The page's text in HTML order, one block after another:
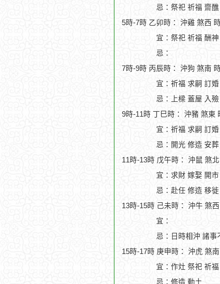
忌：祭祀 祈福 齋
5時-7時 乙卯時： 沖雞 煞西
宜：祭祀 祈福 酬
忌：
7時-9時 丙辰時： 沖狗 煞南
宜：祈福 求嗣 訂
忌：上樑 蓋屋 入
9時-11時 丁巳時： 沖豬 煞東
宜：祈福 求嗣 訂
忌：開光 修造 安葬
11時-13時 戊午時： 沖鼠 煞
宜：求財 嫁娶 開
忌：赴任 修造 移
13時-15時 己未時： 沖牛 煞
宜：
忌：日時相沖 諸事
15時-17時 庚申時： 沖虎 煞
宜：作灶 祭祀 祈
忌：修造 動土